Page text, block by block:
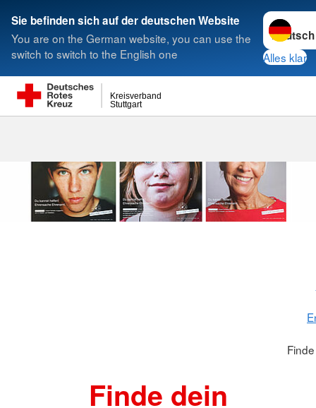
Sie befinden sich auf der deutschen Website
You are on the German website, you can use the
switch to switch to the English one
Sprache
Alles klar
Stuttgart
Kreisverband
Suche
Finde dein